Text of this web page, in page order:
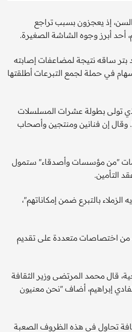
السن، إذ يعجزون بسبب تراجع
أحد أبرز وجوه الشاشة الصغيرة.
بتر ساقه نتيجة لمضاعفات إصابته
في حملة لجمع التبرعات أطلقتها
تولى بطولة عشرات المسلسلات
"العاصفة تهب مرتين" قبل نحو ثلاثة عقود، وصولا إلى "الموت 2" أخيرا. وقال إن فنانين ومنتجين وأصحاب
"من مؤسسات وأصدقاء" ستمول
التأمين.
بالتبرع ضمن إمكاناتهم"،
من اختصاصات متعددة على تقديم
قال محمد المرتضى وزير الثقافة
لفادي إبراهيم، أضاف "نحن معنيون
تحاول في هذه الظروف الصعبة